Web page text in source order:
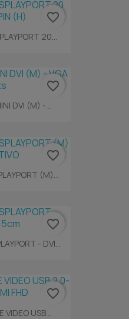
20...
favorite_border
DVI (M) -...
favorite_border
(M)...
favorite_border
- DVI...
favorite_border
USB...
favorite_border